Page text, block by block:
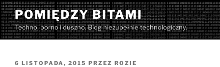
Przejdź
do
treści
POMIĘDZY BITAMI
Techno, porno i duszno. Blog niezupełnie technologiczny.
OPUBLIKOWANE
6 LISTOPADA, 2015 PRZEZ ROZIE